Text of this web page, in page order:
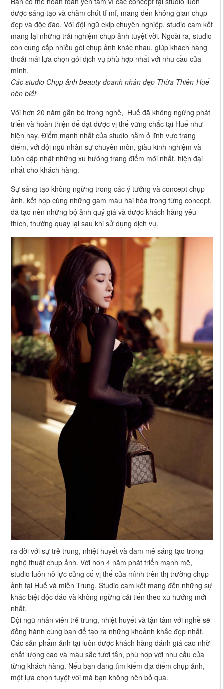
được sáng tạo và chăm chút tỉ mỉ, mang đến không gian chụp
đẹp và độc đáo. Với đội ngũ ekip chuyên nghiệp, studio cam kết
mang lại những trải nghiệm chụp ảnh tuyệt vời. Ngoài ra, studio
còn cung cấp nhiều gói chụp ảnh khác nhau, giúp khách hàng
thoải mái lựa chọn gói dịch vụ phù hợp nhất với nhu cầu của
mình.
Các studio Chụp ảnh beauty doanh nhân đẹp Thừa Thiên-Huế
nên biết
Với hơn 20 năm gắn bó trong nghề, Huế đã không ngừng phát
triển và hoàn thiện để đạt được vị thế vững chắc tại Huế như
hiện nay. Điểm mạnh nhất của studio nằm ở lĩnh vực trang
điểm, với đội ngũ nhân sự chuyên môn, giàu kinh nghiệm và
luôn cập nhật những xu hướng trang điểm mới nhất, hiện đại
nhất cho khách hàng.
Sự sáng tạo không ngừng trong các ý tưởng và concept chụp
ảnh, kết hợp cùng những gam màu hài hòa trong từng concept,
đã tạo nên những bộ ảnh quý giá và được khách hàng yêu
thích, thường quay lại sau khi sử dụng dịch vụ.
ra đời với sự trẻ trung, nhiệt huyết và đam mê sáng tạo trong
nghệ thuật chụp ảnh. Với hơn 4 năm phát triển mạnh mẽ,
studio luôn nỗ lực củng cố vị thế của mình trên thị trường chụp
ảnh tại Huế và miền Trung. Studio cam kết mang đến những sự
khác biệt độc đáo và không ngừng cải tiến theo xu hướng mới
nhất.
Đội ngũ nhân viên trẻ trung, nhiệt huyết và tận tâm với nghề sẽ
đồng hành cùng bạn để tạo ra những khoảnh khắc đẹp nhất.
Các sản phẩm ảnh tại luôn được khách hàng đánh giá cao nhờ
chất lượng cao và màu sắc tươi tắn, phù hợp với nhu cầu của
từng khách hàng. Nếu bạn đang tìm kiếm địa điểm chụp ảnh,
một lựa chọn tuyệt vời mà bạn không nên bỏ qua.